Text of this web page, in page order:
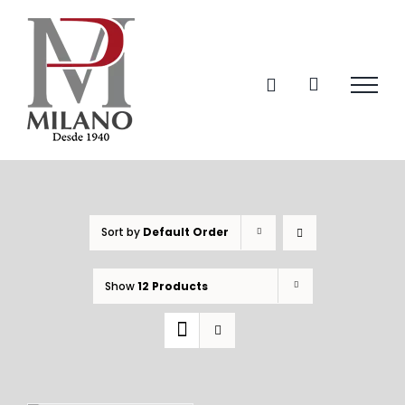
content
Sort by Default Order
Show12 Products